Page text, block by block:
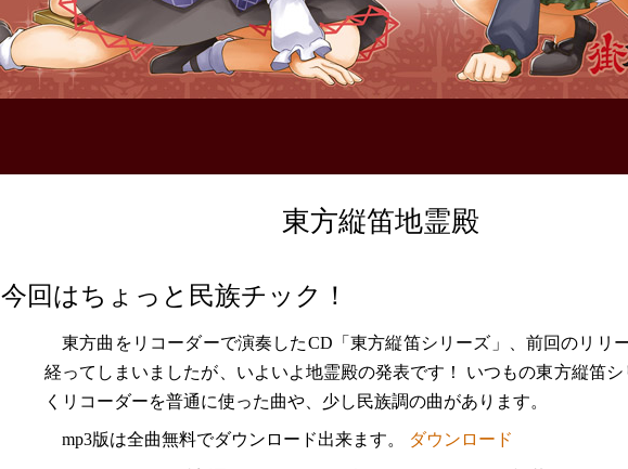
東方縦笛地霊殿
今回はちょっと民族チック！
東方曲をリコーダーで演奏したCD「東方縦笛シリーズ」、前回のリリ
経ってしまいましたが、いよいよ地霊殿の発表です！ いつもの東方縦笛シ
くリコーダーを普通に使った曲や、少し民族調の曲があります。
mp3版は全曲無料でダウンロード出来ます。 ダウンロード